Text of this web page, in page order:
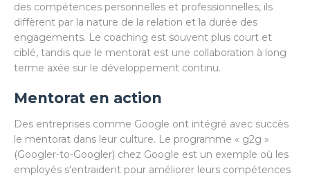
des compétences personnelles et professionnelles, ils
diffèrent par la nature de la relation et la durée des
engagements. Le coaching est souvent plus court et
ciblé, tandis que le mentorat est une collaboration à long
terme axée sur le développement continu.
Mentorat en action
Des entreprises comme Google ont intégré avec succès
le mentorat dans leur culture. Le programme « g2g »
(Googler-to-Googler) chez Google est un exemple où les
employés s'entraident pour améliorer leurs compétences